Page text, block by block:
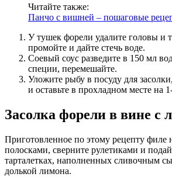
Читайте также:
Панчо с вишней – пошаговые
У тушек форели удалите головы и
промойте и дайте стечь воде.
Соевый соус разведите в 150 мл
специи, перемешайте.
Уложите рыбу в посуду для
и оставьте в прохладном месте на
Засолка форели в вине с
Приготовленное по этому рецепту филе
полосками, сверните рулетиками и
тарталетках, наполненных сливочным
долькой лимона.